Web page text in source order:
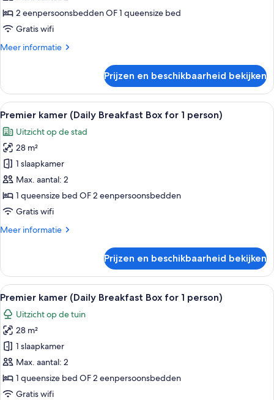
laden2 eenpersoonsbedden OF 1 queensize bed
Gratis wifi
Meer informatie
Meer
kamer
Prijzen en beschikbaarheid bekijken
Alle
foto's
voor
Premier
kamer
(Daily
Breakfast
Box
1
Een hotelkamer met een groot bed,
8
Premier kamer (Daily Breakfast Box for 1 person)
Uitzicht op de stad
28 m²
1 slaapkamer
Max. aantal: 2
1 queensize bed OF 2 eenpersoonsbedden
Gratis wifi
Meer informatie
Meer
kamer
(Daily
Breakfast
Box
for
person)
Prijzen en beschikbaarheid bekijken
Alle
foto's
voor
Premier
kamer
(Daily
Breakfast
Box
Een hotelkamer met een groot bed,
10
Premier kamer (Daily Breakfast Box for 1 person)
Uitzicht op de tuin
28 m²
1 slaapkamer
Max. aantal: 2
1 queensize bed OF 2 eenpersoonsbedden
Gratis wifi